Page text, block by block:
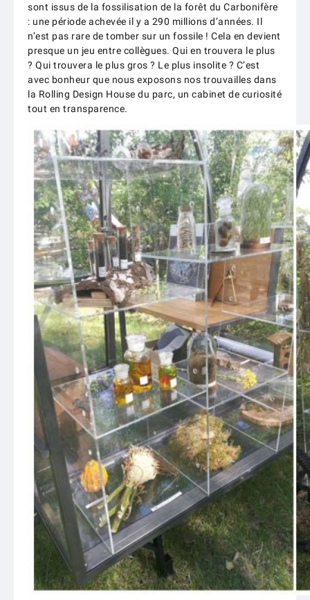
sont issus de la fossilisation de la forêt du Carbonifère
: une période achevée il y a 290 millions d’années. Il
n’est pas rare de tomber sur un fossile ! Cela en devient
presque un jeu entre collègues. Qui en trouvera le plus
? Qui trouvera le plus gros ? Le plus insolite ? C’est
avec bonheur que nous exposons nos trouvailles dans
la Rolling Design House du parc, un cabinet de curiosité
tout en transparence.